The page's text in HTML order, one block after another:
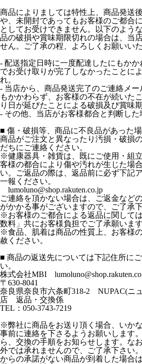
商品によりましては特性上、商品発送
や、未開封であってもお客様のご都合
としてお受けできません。以下のよう
品の破損や賞味期限切れの場合は、当
せん。ご了承の程、よろしくお願いいた
- 配送指定日時に一度配達したにもか
でお受け取りが完了しなかったことに
れ。
- 当店から、商品発送完了のご連絡メ
もかかわらず、お客様の不在が続いた
り日が延びたことによる破損及び賞味期
- その他、当店がお客様都合と判断した
■ 傷・破損等、商品に不良品があった
商品がご注文と異なったり汚損・破損
だちにご連絡ください。
※健康器具・雑貨は、既にご使用・組
客様の都合により傷や汚れが生じた場
い。ご返品の際は、返品前に必ず下記
一報ください。
lumoluno@shop.rakuten.co.jp
ご連絡を頂かない場合は、ご返金など
がかかる事がございますので、ご了承下
※お客様のご都合による返品に関して
数料」共にお客様負担でご了承願います
※食品、肌着は商品の性質上、お客様
赦ください。
■ 商品の返送先については下記住所に
い。
株式会社MBI
〒630-8041
奈良県奈良市六条町318-2 NUPAC(ニ
店 返品・交換係
TEL：050-3743-7219
※弊社に商品をお送り頂く場合、いか
事前に連絡を下さるようお願いします
ら、交換の手順をお知らせします。な
外では承れませんので、ご了承下さい
からの承諾がない商品が到着した場合